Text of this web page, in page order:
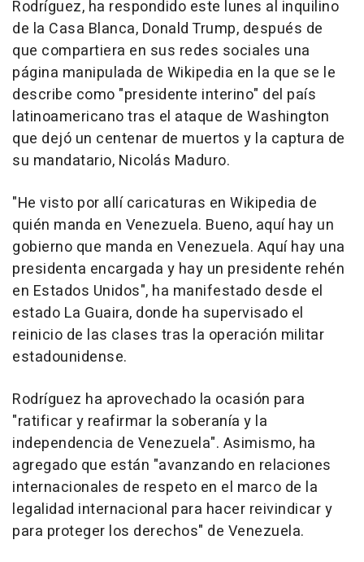
Rodríguez, ha respondido este lunes al inquilino
de la Casa Blanca, Donald Trump, después de
que compartiera en sus redes sociales una
página manipulada de Wikipedia en la que se le
describe como "presidente interino" del país
latinoamericano tras el ataque de Washington
que dejó un centenar de muertos y la captura de
su mandatario, Nicolás Maduro.
"He visto por allí caricaturas en Wikipedia de
quién manda en Venezuela. Bueno, aquí hay un
gobierno que manda en Venezuela. Aquí hay una
presidenta encargada y hay un presidente rehén
en Estados Unidos", ha manifestado desde el
estado La Guaira, donde ha supervisado el
reinicio de las clases tras la operación militar
estadounidense.
Rodríguez ha aprovechado la ocasión para
"ratificar y reafirmar la soberanía y la
independencia de Venezuela". Asimismo, ha
agregado que están "avanzando en relaciones
internacionales de respeto en el marco de la
legalidad internacional para hacer reivindicar y
para proteger los derechos" de Venezuela.